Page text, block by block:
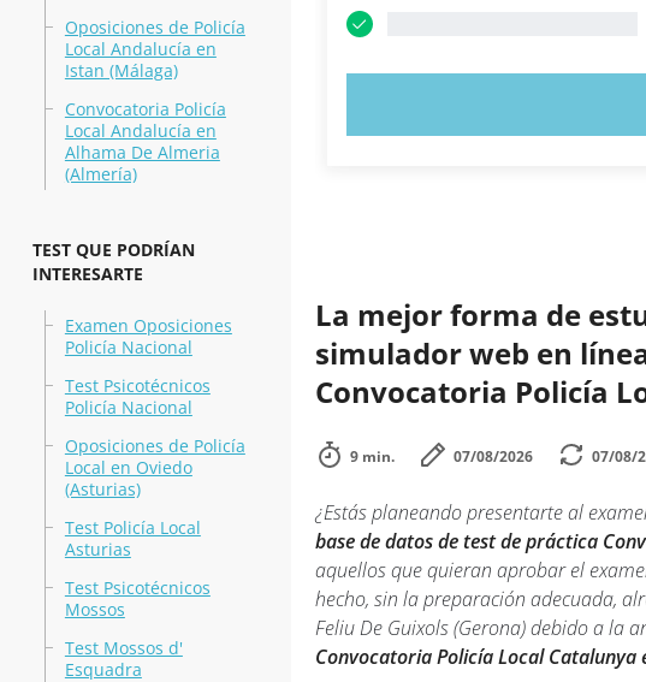
Oposiciones de Policía
Local Andalucía en
Istan (Málaga)
Convocatoria Policía
Local Andalucía en
Alhama De Almeria
(Almería)
TEST QUE PODRÍAN
INTERESARTE
Examen Oposiciones
Policía Nacional
Test Psicotécnicos
Policía Nacional
Oposiciones de Policía
Local en Oviedo
(Asturias)
Test Policía Local
Asturias
Test Psicotécnicos
Mossos
Test Mossos d'
Esquadra
La mejor forma de
simulador web en
Convocatoria Policía
9 min. 07/08/2026 07/08/
¿Estás planeando presentarte al
base de datos de test de práctica
aquellos que quieran aprobar el
hecho, sin la preparación adecuada,
Feliu De Guixols (Gerona) debido a la
Convocatoria Policía Local Catalunya